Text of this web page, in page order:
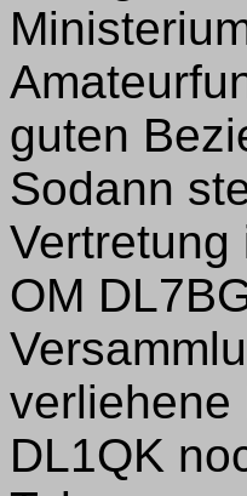
guten
Sodann
OM
verliehene
DL1QK